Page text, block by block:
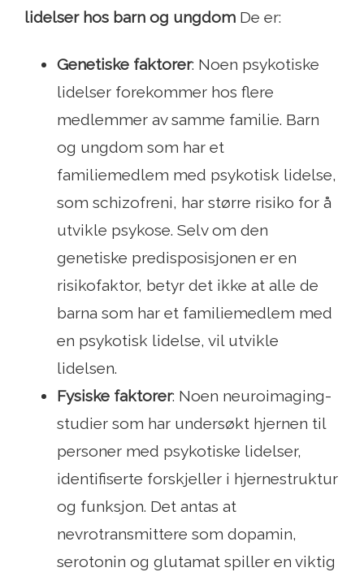
lidelser hos barn og ungdom De er:
Genetiske faktorer: Noen psykotiske
lidelser forekommer hos flere
medlemmer av samme familie. Barn
og ungdom som har et
familiemedlem med psykotisk lidelse,
som schizofreni, har større risiko for å
utvikle psykose. Selv om den
genetiske predisposisjonen er en
risikofaktor, betyr det ikke at alle de
barna som har et familiemedlem med
en psykotisk lidelse, vil utvikle
lidelsen.
Fysiske faktorer: Noen neuroimaging-
studier som har undersøkt hjernen til
personer med psykotiske lidelser,
identifiserte forskjeller i hjernestruktur
og funksjon. Det antas at
nevrotransmittere som dopamin,
serotonin og glutamat spiller en viktig